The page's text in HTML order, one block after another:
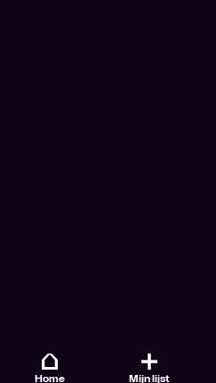
Home Mijn lijst